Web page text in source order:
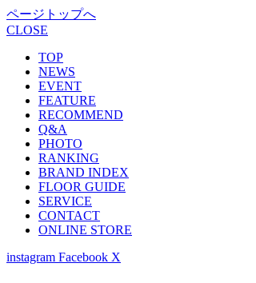
ページトップへ
CLOSE
TOP
NEWS
EVENT
FEATURE
RECOMMEND
Q&A
PHOTO
RANKING
BRAND INDEX
FLOOR GUIDE
SERVICE
CONTACT
ONLINE STORE
instagram Facebook X